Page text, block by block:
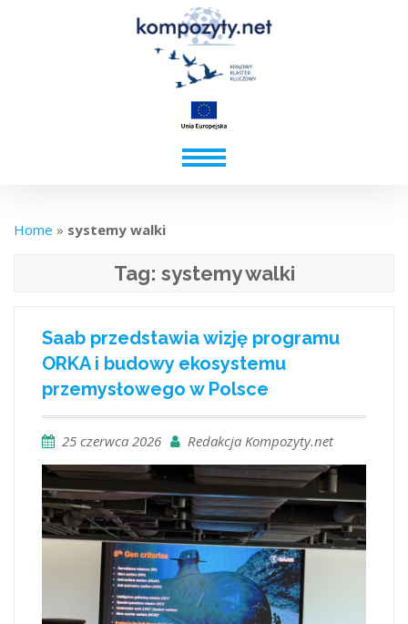
Home » systemy walki
Tag: systemy walki
Saab przedstawia wizję programu
ORKA i budowy ekosystemu
przemysłowego w Polsce
25 czerwca 2026 Redakcja Kompozyty.net